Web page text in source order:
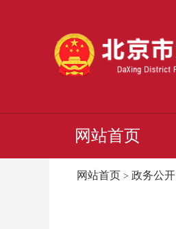
网站首页
网站首页 > 政务公开